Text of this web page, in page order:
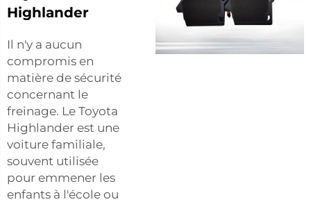
Highlander
Il n'y a aucun
compromis en
matière de sécurité
concernant le
freinage. Le Toyota
Highlander est une
voiture familiale,
souvent utilisée
pour emmener les
enfants à l'école ou